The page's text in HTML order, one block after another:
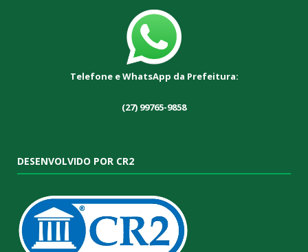
Telefone e WhatsApp da Prefeitura:
(27) 99765-9858
DESENVOLVIDO POR CR2